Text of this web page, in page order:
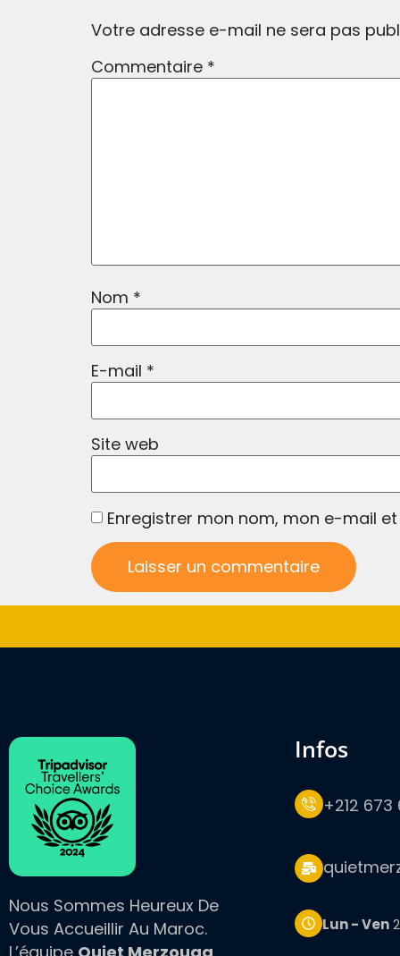
Votre adresse e-mail ne sera pas
Commentaire *
Nom *
E-mail *
Site web
Enregistrer mon nom, mon e-mail
Nous Sommes Heureux De
Vous Accueillir Au Maroc.
infos
+212 673
Lun - Ven